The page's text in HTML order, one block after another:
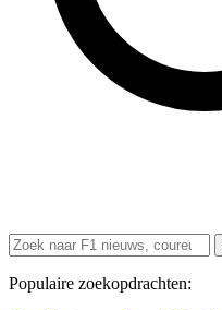
Populaire zoekopdrachten: